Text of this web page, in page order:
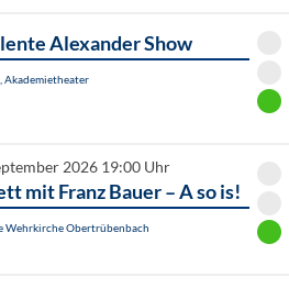
Alexander Show
Akademietheater
2026 19:00 Uhr
mit Franz Bauer – A so is!
Wehrkirche Obertrübenbach